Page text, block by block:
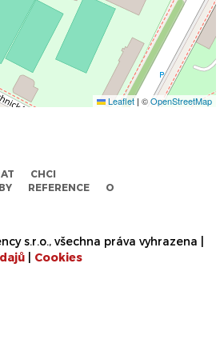
Leaflet | ©OpenStreetMap
CHCI
REFERENCE
O
s.r.o., všechna práva vyhrazena |
Cookies